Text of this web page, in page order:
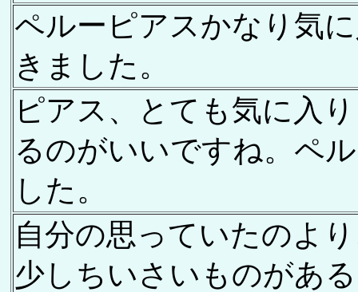
ペルーピアスかなり気
きました。
ピアス、とても気に入
るのがいいですね。ペ
した。
自分の思っていたのよ
少しちいさいものがあ